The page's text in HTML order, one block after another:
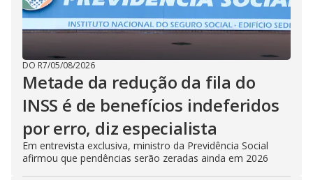
DO R7/05/08/2026
Metade da redução da fila do
INSS é de benefícios indeferidos
por erro, diz especialista
Em entrevista exclusiva, ministro da Previdência Social
afirmou que pendências serão zeradas ainda em 2026